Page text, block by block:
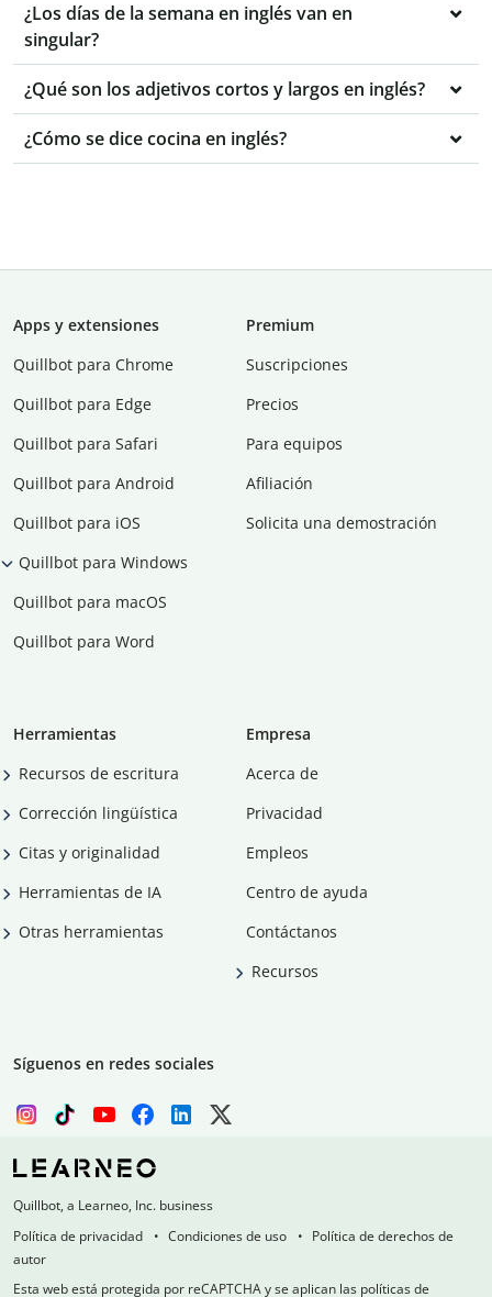
¿Los días de la semana en inglés van en
singular?
¿Qué son los adjetivos cortos y largos en inglés?
¿Cómo se dice cocina en inglés?
Apps y extensiones
Quillbot para Chrome
Quillbot para Edge
Quillbot para Safari
Quillbot para Android
Quillbot para iOS
Quillbot para Windows
Quillbot para macOS
Quillbot para Word
Premium
Suscripciones
Precios
Para equipos
Afiliación
Solicita una demostración
Herramientas
Recursos de escritura
Corrección lingüística
Citas y originalidad
Herramientas de IA
Otras herramientas
Empresa
Acerca de
Privacidad
Empleos
Centro de ayuda
Contáctanos
Recursos
Síguenos en redes sociales
Quillbot, a Learneo, Inc. business
Política de privacidad
Condiciones de uso
Política de derechos de
autor
Esta web está protegida por reCAPTCHA y se aplican las políticas de